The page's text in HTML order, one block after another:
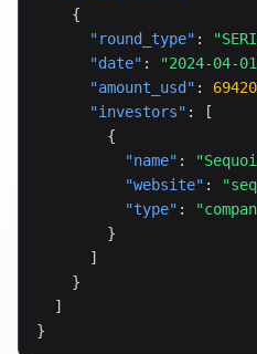
    {
"round_type" :
"date" : "2024-04-
"amount_usd" :
"investors" : [
        {
"name" :
"website" :
"type" :
        }
      ]
    }
  ]
}